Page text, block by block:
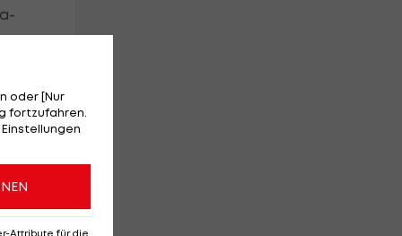
oder [Nur
fortzufahren.
Attribute für die